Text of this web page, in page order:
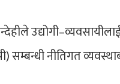
नीतिगत